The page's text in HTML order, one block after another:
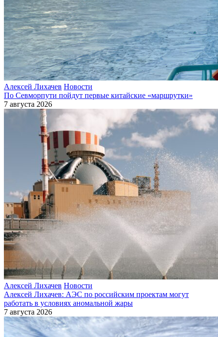
Алексей Лихачев Новости
По Севморпути пойдут первые китайские «маршрутки»
7 августа 2026
Алексей Лихачев Новости
Алексей Лихачев: АЭС по российским проектам могут
работать в условиях аномальной жары
7 августа 2026